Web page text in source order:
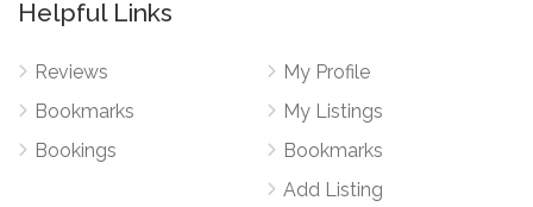
Helpful Links
Reviews
Bookmarks
Bookings
My Profile
My Listings
Bookmarks
Add Listing